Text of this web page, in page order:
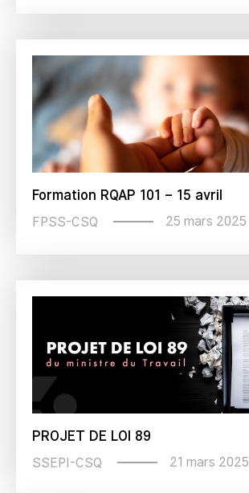
Formation RQAP 101 – 15 avril
FPSS-CSQ 25 mars 2025
PROJET DE LOI 89
SSEPI-CSQ 21 mars 2025